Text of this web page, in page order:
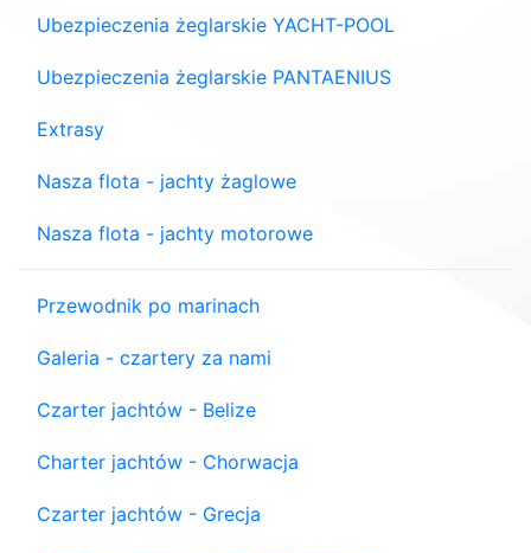
Ubezpieczenia żeglarskie YACHT-POOL
Ubezpieczenia żeglarskie PANTAENIUS
Extrasy
Nasza flota - jachty żaglowe
Nasza flota - jachty motorowe
Przewodnik po marinach
Galeria - czartery za nami
Czarter jachtów - Belize
Charter jachtów - Chorwacja
Czarter jachtów - Grecja